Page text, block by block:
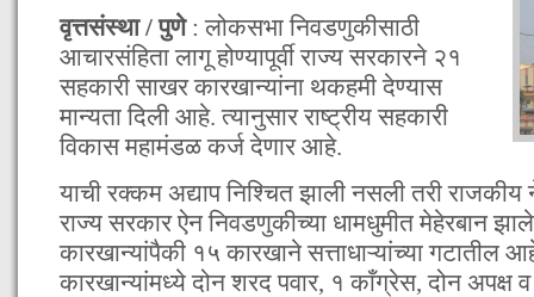
वृत्तसंस्था / पुणे: लोकसभा निवडणुकीसाठी
आचारसंहिता लागू होण्यापूर्वी राज्य सरकारने २१
सहकारी साखर कारखान्यांना थकहमी देण्यास
मान्यता दिली आहे. त्यानुसार राष्ट्रीय सहकारी
विकास महामंडळ कर्ज देणार आहे.
याची रक्कम अद्याप निश्चित झाली नसली तरी राजकीय
राज्य सरकार ऐन निवडणुकीच्या धामधुमीत मेहेरबान
कारखान्यांपैकी १५ कारखाने सत्ताधाऱ्यांच्या गटातील
कारखान्यांमध्ये दोन शरद पवार, १ काँग्रेस, दोन अपक्ष